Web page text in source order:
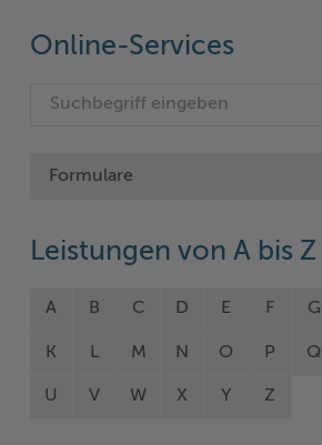
Online-Services
Formulare
Leistungen von A bis Z
A B C D E F G
K L M N O P Q
U V W X Y Z